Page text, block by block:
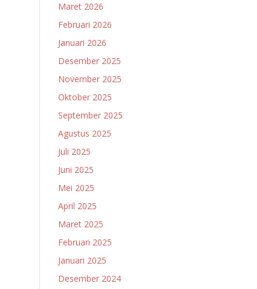
Maret 2026
Februari 2026
Januari 2026
Desember 2025
November 2025
Oktober 2025
September 2025
Agustus 2025
Juli 2025
Juni 2025
Mei 2025
April 2025
Maret 2025
Februari 2025
Januari 2025
Desember 2024